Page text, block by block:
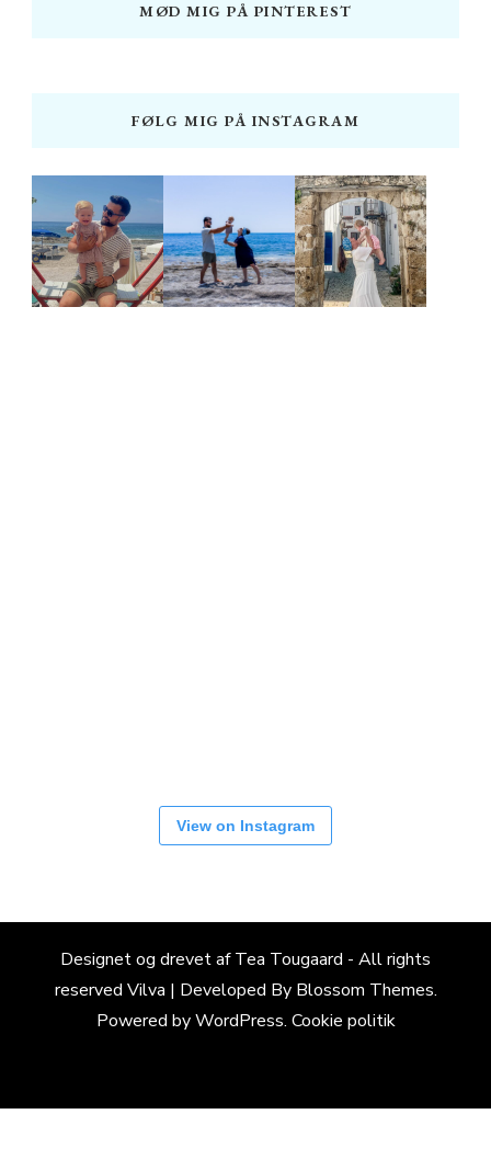
MØD MIG PÅ PINTEREST
FØLG MIG PÅ INSTAGRAM
View on Instagram
Designet og drevet af Tea Tougaard - All rights
reserved Vilva | Developed By Blossom Themes.
Powered byWordPress. Cookie politik